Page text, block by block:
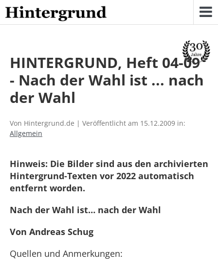
Skip
to
content
HINTERGRUND, Heft 04-09
- Nach der Wahl ist ... nach
der Wahl
Von Hintergrund.de | Veröffentlicht am 15.12.2009 in:
Allgemein
Hinweis: Die Bilder sind aus den archivierten
Hintergrund-Texten vor 2022 automatisch
entfernt worden.
Nach der Wahl ist… nach der Wahl
Von Andreas Schug
Quellen und Anmerkungen: